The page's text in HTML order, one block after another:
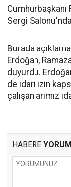
Sergi
Burada
Erdoğan,
duyurdu.
de idari izin
çalışanlarımız
HABERE